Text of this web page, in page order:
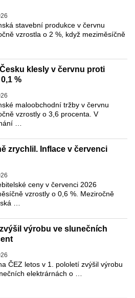
stavební produkce v červnu
vzrostla o 2 %, když meziměsíčně
klesly v červnu proti
%
maloobchodní tržby v červnu
vzrostly o 3,6 procenta. V
…
zrychlil. Inflace v červenci
ceny v červenci 2026
vzrostly o 0,6 %. Meziročně
…
výrobu ve slunečních
ČEZ letos v 1. pololetí zvýšil výrobu
elektrárnách o …